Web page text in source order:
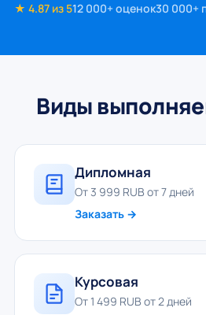
★ 4.87 из 512 000+ оценок30 000+
Виды
Дипломная
От 3 999 RUB от 7 дней
Заказать →
Курсовая
От 1 499 RUB от 2 дней